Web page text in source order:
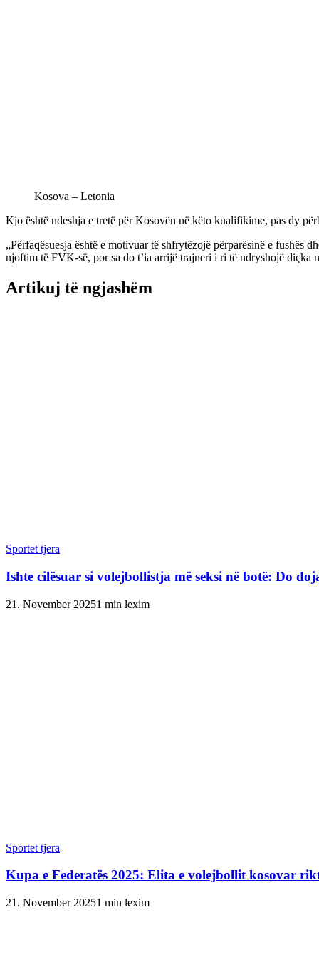
Kosova – Letonia
Kjo është ndeshja e tretë për Kosovën në këto kualifikime, pas dy
„Përfaqësuesja është e motivuar të shfrytëzojë përparësinë e fushës
njoftim të FVK-së, por sa do t’ia arrijë trajneri i ri të ndryshojë diçka
Artikuj të ngjashëm
Sportet tjera
Ishte cilësuar si volejbollistja më seksi në botë: Do
21. November 20251 min lexim
Sportet tjera
Kupa e Federatës 2025: Elita e volejbollit kosovar
21. November 20251 min lexim